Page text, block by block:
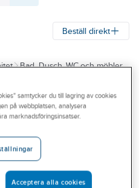
Beställ direkt
Bad, Dusch, WC och möbler
FMM
Strålsamlare,
FMM
FMM/MA
STRÅLSAMLARINSATS
samtycker du till lagring av cookies
på webbplatsen, analysera
marknadsföringsinsatser.
Acceptera alla cookies